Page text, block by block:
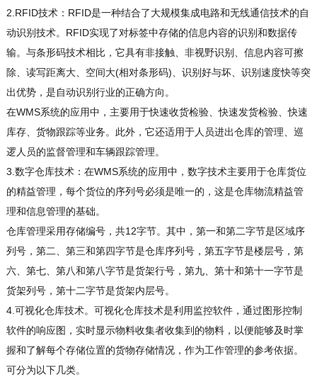
2.RFID技术：RFID是一种结合了大规模集成电路和无线通信技术的自
动识别技术。RFID实现了对标签中存储的信息内容的识别和数据传
输。与条形码技术相比，它具有非接触、非视野识别、信息内容可擦
除、读写距离大、空间大(相对条形码)、识别好与坏、识别速度快等突
出优势，是自动识别行业的正确方向。
在WMS系统的应用中，主要用于快速收货检验、快速发货检验、快速
库存、货物跟踪等业务。此外，它还适用于人员进出仓库的管理、巡
逻人员的监督管理和车辆跟踪管理。
3.数字仓库技术：在WMS系统的应用中，数字技术主要用于仓库货位
的精益管理，每个货位的序列号必须是唯一的，这是仓库物流精益管
理和信息管理的基础。
仓库管理采用存储编号，共12字节。其中，第一和第二字节是区域序
列号，第二、第三和第四字节是仓库序列号，第五字节是楼层号，第
六、第七、第八和第八字节是货架行号，第九、第十和第十一字节是
货架列号，第十二字节是货架内层号。
4.可视化仓库技术。可视化仓库技术是利用监控软件，通过图形控制
软件的响应图，实时显示物料收集者收集到的物料，以便能够及时掌
握和了解每个存储位置的货物存储情况，作为工作管理的参考依据。
可分为以下几类。